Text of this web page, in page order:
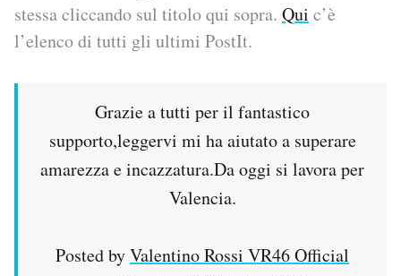
Newsletter
Notifiche mobile
stessa cliccando sul titolo qui sopra. Qui c’è
l’elenco di tutti gli ultimi PostIt.
Grazie a tutti per il fantastico
supporto,leggervi mi ha aiutato a superare
amarezza e incazzatura.Da oggi si lavora per
Valencia.
Posted byValentino Rossi VR46 Official